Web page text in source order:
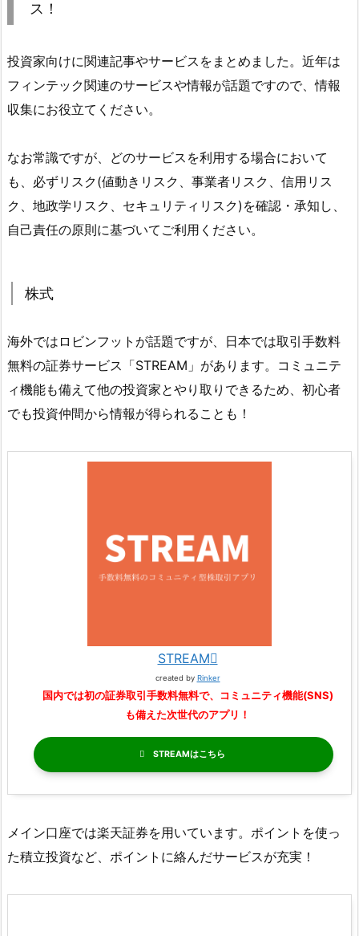
ス！
投資家向けに関連記事やサービスをまとめました。近年は
フィンテック関連のサービスや情報が話題ですので、情報
収集にお役立てください。
なお常識ですが、どのサービスを利用する場合において
も、必ずリスク(値動きリスク、事業者リスク、信用リス
ク、地政学リスク、セキュリティリスク)を確認・承知し、
自己責任の原則に基づいてご利用ください。
株式
海外ではロビンフットが話題ですが、日本では取引手数料
無料の証券サービス「STREAM」があります。コミュニテ
ィ機能も備えて他の投資家とやり取りできるため、初心者
でも投資仲間から情報が得られることも！
STREAM
created by Rinker
国内では初の証券取引手数料無料で、コミュニティ機能(SNS)
も備えた次世代のアプリ！
STREAM
メイン口座では楽天証券を用いています。ポイントを使っ
た積立投資など、ポイントに絡んだサービスが充実！